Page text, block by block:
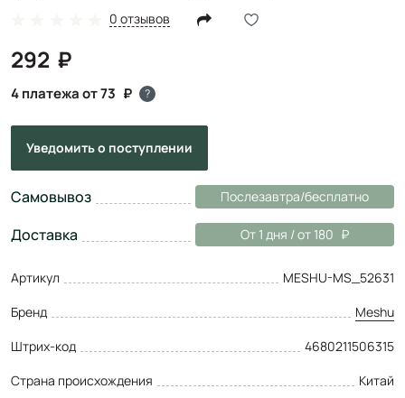
0 отзывов
292
4 платежа от 73 ?
Уведомитьо поступлении
Самовывоз Послезавтра/бесплатно
Доставка От 1 дня / от 180
Артикул
MESHU-MS_52631
Бренд
Meshu
Штрих-код
4680211506315
Страна происхождения
Китай